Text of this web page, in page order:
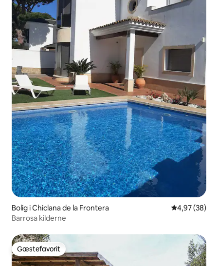
Bolig i Chiclana de la Frontera 4,97 ud af 5 i
4,97 (38)
Barrosa kilderne
Gæstefavorit
Gæstefavorit